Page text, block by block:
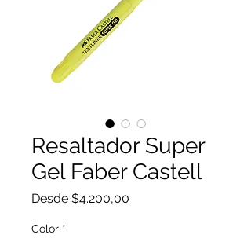
Resaltador Super
Gel Faber Castell
Desde $4.200,00
Color *